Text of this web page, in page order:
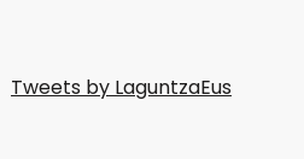
Tweets by LaguntzaEus